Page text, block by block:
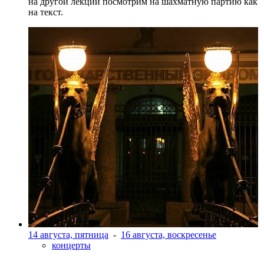
на текст.
14 августа, пятница - 16 августа, воскресенье
концерты